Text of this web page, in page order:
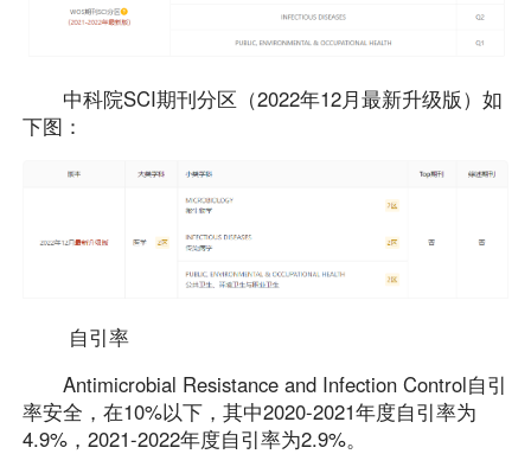
中科院SCI期刊分区（2022年12月最新升级版）如
下图：
自引率
Antimicrobial Resistance and Infection Control自引
率安全，在10%以下，其中2020-2021年度自引率为
4.9%，2021-2022年度自引率为2.9%。